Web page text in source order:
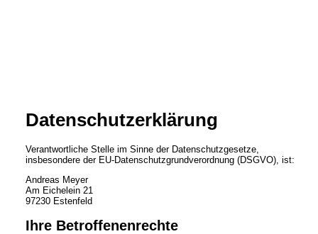
Datenschutzerklärung
Verantwortliche Stelle im Sinne der Datenschutzgesetze,
insbesondere der EU-Datenschutzgrundverordnung (DSGVO), ist:
Andreas Meyer
Am Eichelein 21
97230 Estenfeld
Ihre Betroffenenrechte